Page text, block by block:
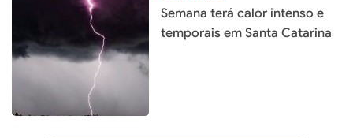
Semana terá calor intenso e
temporais em Santa Catarina